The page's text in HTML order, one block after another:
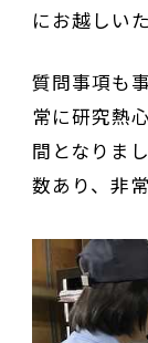
にお越しい
質問事項も
常に研究熱
間となりま
数あり、非